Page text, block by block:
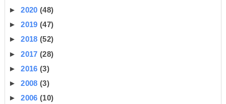
►2020(48)
►2019(47)
►2018(52)
►2017(28)
►2016(3)
►2008(3)
►2006(10)